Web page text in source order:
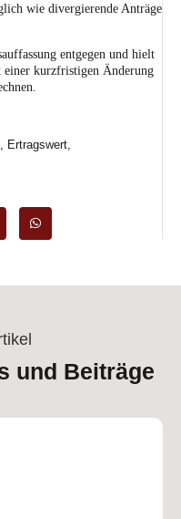
wie divergierende Anträge
entgegen und hielt
einer kurzfristigen Änderung
Ertragswert
und Beiträge